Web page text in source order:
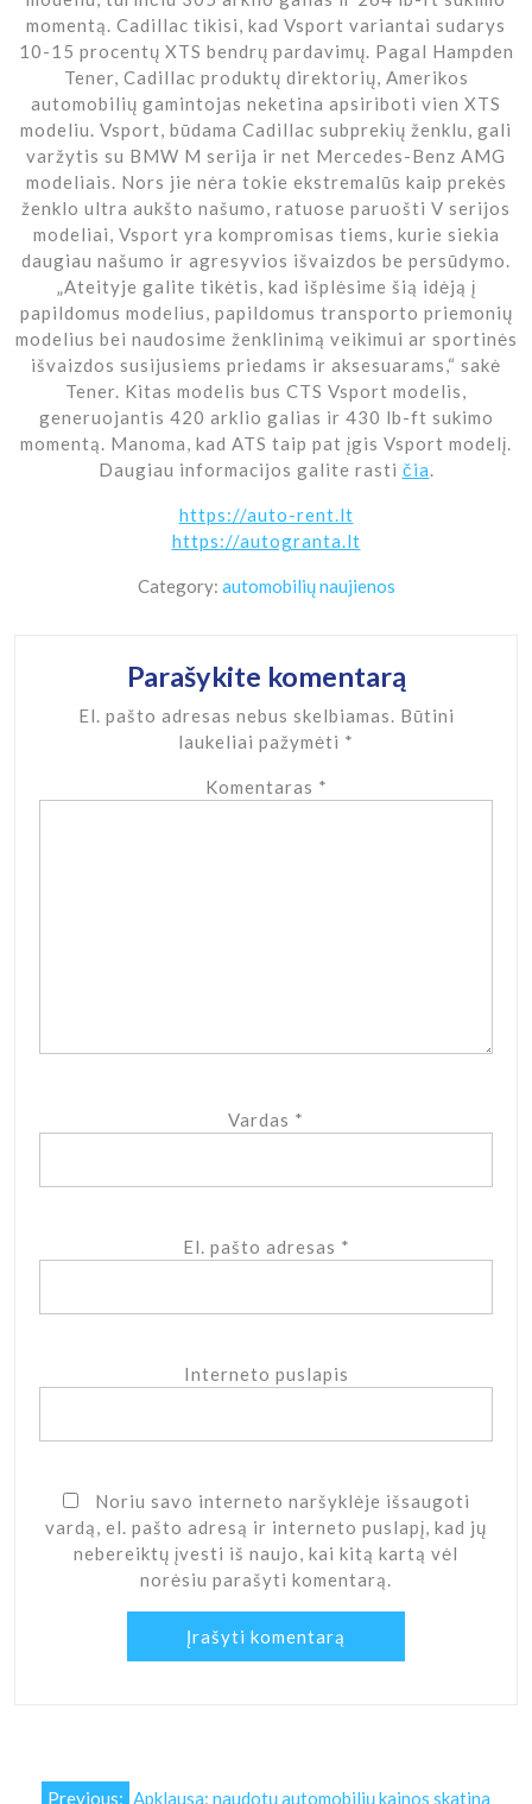
momentą. Cadillac tikisi, kad Vsport variantai sudarys
10-15 procentų XTS bendrų pardavimų. Pagal Hampden
Tener, Cadillac produktų direktorių, Amerikos
automobilių gamintojas neketina apsiriboti vien XTS
modeliu. Vsport, būdama Cadillac subprekių ženklu, gali
varžytis su BMW M serija ir net Mercedes-Benz AMG
modeliais. Nors jie nėra tokie ekstremalūs kaip prekės
ženklo ultra aukšto našumo, ratuose paruošti V serijos
modeliai, Vsport yra kompromisas tiems, kurie siekia
daugiau našumo ir agresyvios išvaizdos be persūdymo.
„Ateityje galite tikėtis, kad išplėsime šią idėją į
papildomus modelius, papildomus transporto priemonių
modelius bei naudosime ženklinimą veikimui ar sportinės
išvaizdos susijusiems priedams ir aksesuarams,“ sakė
Tener. Kitas modelis bus CTS Vsport modelis,
generuojantis 420 arklio galias ir 430 lb-ft sukimo
momentą. Manoma, kad ATS taip pat įgis Vsport modelį.
Daugiau informacijos galite rasti čia.
https://auto-rent.lt
https://autogranta.lt
Category: automobilių naujienos
Parašykite komentarą
El. pašto adresas nebus skelbiamas. Būtini
laukeliai pažymėti *
Komentaras *
Vardas *
El. pašto adresas *
Interneto puslapis
Noriu savo interneto naršyklėje išsaugoti
vardą, el. pašto adresą ir interneto puslapį, kad jų
nebereiktų įvesti iš naujo, kai kitą kartą vėl
norėsiu parašyti komentarą.
Navigacija
Previous: Apklausa: naudotų automobilių kainos skatina